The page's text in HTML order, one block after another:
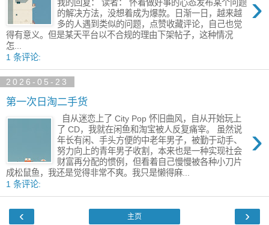
›
我的回复： 读者： 怀着做好事的心态发布某个问题
的解决方法，没想着成为爆款。日渐一日，越来越
多的人遇到类似的问题，点赞收藏评论，自己也觉
得有意义。但是某天平台以不合规的理由下架帖子，这种情况
怎...
1 条评论:
2026-05-23
第一次日淘二手货
›
自从迷恋上了 City Pop 怀旧曲风，自从开始玩上
了 CD，我就在闲鱼和淘宝被人反复痛宰。 虽然说
年长有闲、手头方便的中老年男子，被勤于动手、
努力向上的青年男子收割，本来也是一种实现社会
财富再分配的惯例，但看着自己慢慢被各种小刀片
成松鼠鱼，我还是觉得非常不爽。我只是懒得麻...
1 条评论:
‹ ›
主页